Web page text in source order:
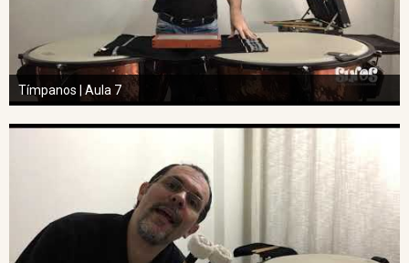
Tímpanos | Aula 7